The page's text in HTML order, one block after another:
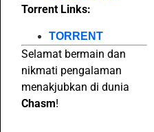
Torrent Links:
TORRENT
Selamat bermain dan
nikmati pengalaman
menakjubkan di dunia
Chasm!